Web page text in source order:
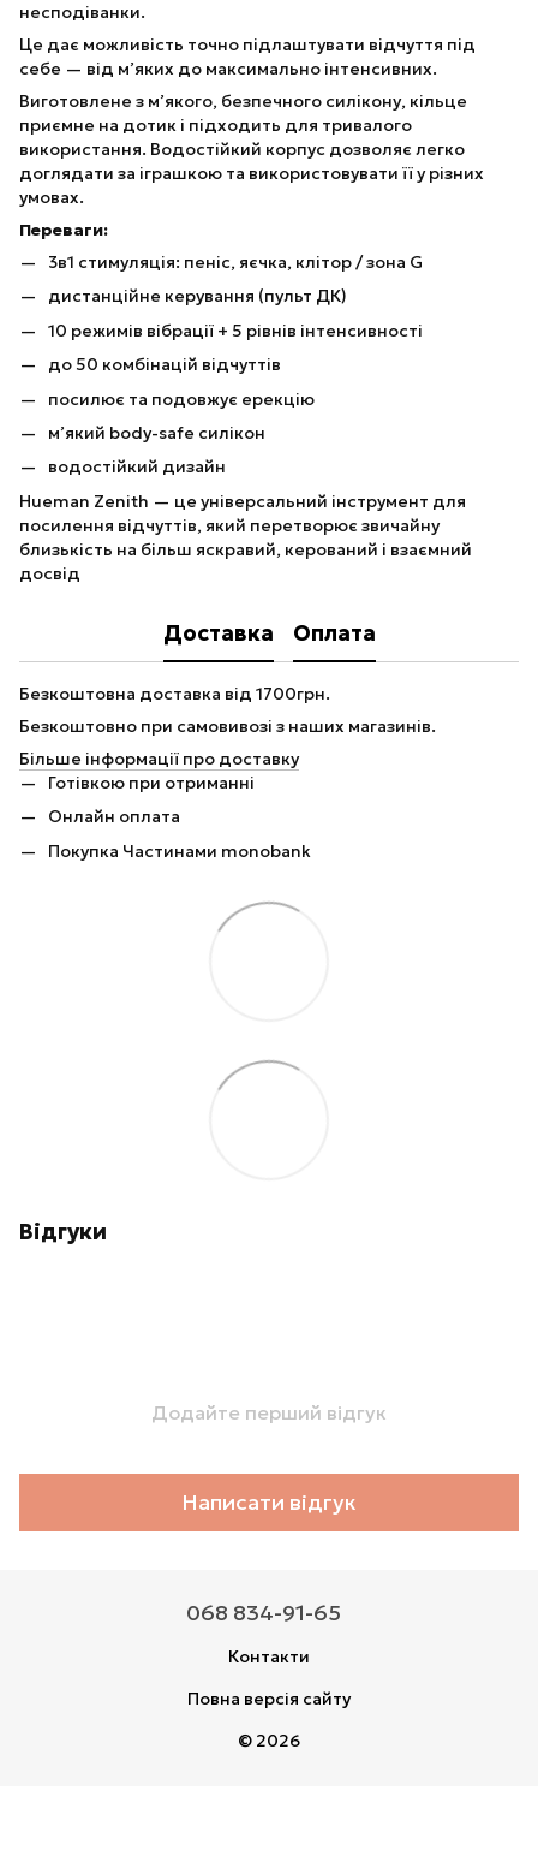
несподіванки.
Це дає можливість точно підлаштувати відчуття під
себе — від м’яких до максимально інтенсивних.
Виготовлене з м’якого, безпечного силікону, кільце
приємне на дотик і підходить для тривалого
використання. Водостійкий корпус дозволяє легко
доглядати за іграшкою та використовувати її у різних
умовах.
Переваги:
3в1 стимуляція: пеніс, яєчка, клітор / зона G
дистанційне керування (пульт ДК)
10 режимів вібрації + 5 рівнів інтенсивності
до 50 комбінацій відчуттів
посилює та подовжує ерекцію
м’який body-safe силікон
водостійкий дизайн
Hueman Zenith — це універсальний інструмент для
посилення відчуттів, який перетворює звичайну
близькість на більш яскравий, керований і взаємний
досвід
Доставка Оплата
Безкоштовна доставка від 1700грн.
Безкоштовно при самовивозі з наших магазинів.
Більше інформації про доставку
Готівкою при отриманні
Онлайн оплата
Покупка Частинами monobank
Відгуки
Додайте перший відгук
Написати відгук
068 834-91-65
Контакти
Повна версія сайту
© 2026